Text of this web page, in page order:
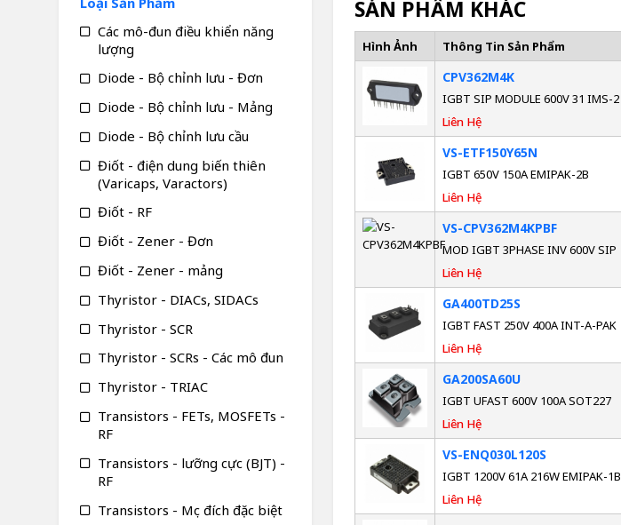
SẢN PHẨM KHÁC
Hình Ảnh Thông Tin Sản Phẩm
CPV362M4K
IGBT SIP MODULE 600V 31 IMS-2
Liên Hệ
VS-ETF150Y65N
IGBT 650V 150A EMIPAK-2B
Liên Hệ
VS-CPV362M4KPBF
MOD IGBT 3PHASE INV 600V SIP
Liên Hệ
GA400TD25S
IGBT FAST 250V 400A INT-A-PAK
Liên Hệ
GA200SA60U
IGBT UFAST 600V 100A SOT227
Liên Hệ
VS-ENQ030L120S
IGBT 1200V 61A 216W EMIPAK-1B
Liên Hệ
Các mô-đun điều khiển năng
lượng
Diode - Bộ chỉnh lưu - Đơn
Diode - Bộ chỉnh lưu - Mảng
Diode - Bộ chỉnh lưu cầu
Điốt - điện dung biến thiên
(Varicaps, Varactors)
Điốt - RF
Điốt - Zener - Đơn
Điốt - Zener - mảng
Thyristor - DIACs, SIDACs
Thyristor - SCR
Thyristor - SCRs - Các mô đun
Thyristor - TRIAC
Transistors - FETs, MOSFETs -
RF
Transistors - lưỡng cực (BJT) -
RF
Transistors - Mục đích đặc biệt